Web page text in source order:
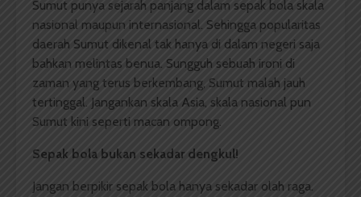
Sumut punya sejarah panjang dalam sepak bola skala
nasional maupun internasional. Sehingga popularitas
daerah Sumut dikenal tak hanya di dalam negeri saja
bahkan melintas benua. Sungguh sebuah ironi di
zaman yang terus berkembang, Sumut malah jauh
tertinggal. Jangankan skala Asia, skala nasional pun
Sumut kini seperti macan ompong.
Sepak bola bukan sekadar dengkul!
Jangan berpikir sepak bola hanya sekadar olah raga.